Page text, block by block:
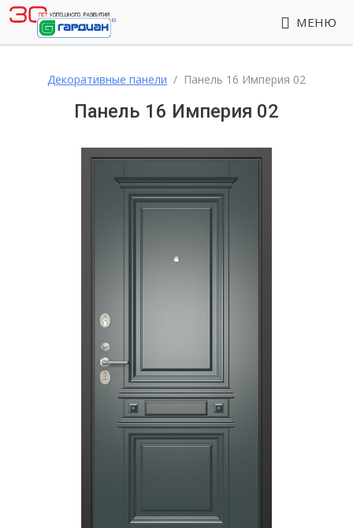
МЕНЮ
Декоративные панели Панель 16 Империя 02
Панель 16 Империя 02